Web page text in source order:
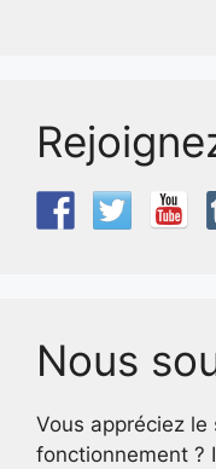
Nous
Vous appréciez
fonctionnement ?